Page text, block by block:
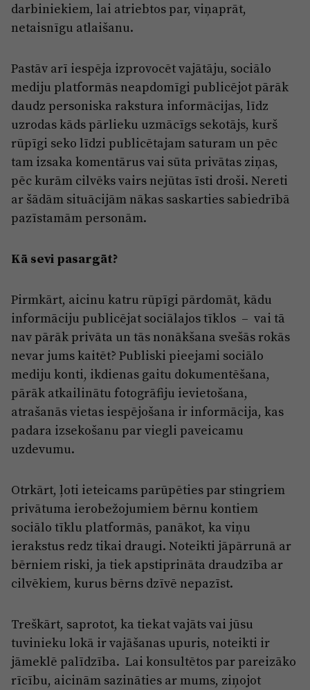
darbiniekiem, lai atriebtos par, viņaprāt,
netaisnīgu atlaišanu.
Pastāv arī iespēja izprovocēt vajātāju, sociālo
mediju platformās neapdomīgi publicējot pārāk
daudz personiska rakstura informācijas, līdz
uzrodas kāds pārlieku uzmācīgs sekotājs, kurš
rūpīgi seko līdzi publicētajam saturam un pēc
tam izsaka komentārus vai sūta privātas ziņas,
pēc kurām cilvēks vairs nejūtas īsti droši. Nereti
ar šādām situācijām nākas saskarties sabiedrībā
pazīstamām personām.
Kā sevi pasargāt?
Pirmkārt, aicinu katru rūpīgi pārdomāt, kādu
informāciju publicējat sociālajos tīklos – vai tā
nav pārāk privāta un tās nonākšana svešās rokās
nevar jums kaitēt? Publiski pieejami sociālo
mediju konti, ikdienas gaitu dokumentēšana,
pārāk atkailinātu fotogrāfiju ievietošana,
atrašanās vietas iespējošana ir informācija, kas
padara izsekošanu par viegli paveicamu
uzdevumu.
Otrkārt, ļoti ieteicams parūpēties par stingriem
privātuma ierobežojumiem bērnu kontiem
sociālo tīklu platformās, panākot, ka viņu
ierakstus redz tikai draugi. Noteikti jāpārrunā ar
bērniem riski, ja tiek apstiprināta draudzība ar
cilvēkiem, kurus bērns dzīvē nepazīst.
Treškārt, saprotot, ka tiekat vajāts vai jūsu
tuvinieku lokā ir vajāšanas upuris, noteikti ir
jāmeklē palīdzība. Lai konsultētos par pareizāko
rīcību, aicinām sazināties ar mums, ziņojot